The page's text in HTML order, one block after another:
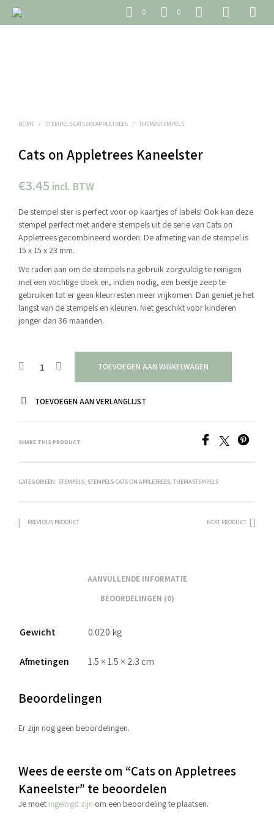
0 0
HOME / STEMPELS CATS ON APPLETREES / THEMASTEMPELS
Cats on Appletrees Kaneelster
€3.45 incl. BTW
De stempel ster is perfect voor op kaartjes of labels! Ook kan deze
stempel perfect met andere stempels uit de serie van Cats on
Appletrees gecombineerd worden. De afmeting van de stempel is
15 x 15 x 23 mm.
We raden aan om de stempels na gebruik zorgvuldig te reinigen
met een vochtige doek en, indien nodig, een beetje zeep te
gebruiken tot er geen kleurresten meer vrijkomen. Dan geniet je het
langst van de stempels en kleuren. Niet geschikt voor kinderen
jonger dan 36 maanden.
TOEVOEGEN AAN WINKELWAGEN
TOEVOEGEN AAN VERLANGLIJST
SHARE THIS PRODUCT
CATEGORIEËN: STEMPELS, STEMPELS CATS ON APPLETREES,THEMASTEMPELS
PREVIOUS PRODUCT NEXT PRODUCT
AANVULLENDE INFORMATIE
BEOORDELINGEN (0)
Gewicht 0.020 kg
Afmetingen 1.5 × 1.5 × 2.3 cm
Beoordelingen
Er zijn nog geen beoordelingen.
Wees de eerste om “Cats on Appletrees
Kaneelster” te beoordelen
Je moet ingelogd zijn om een beoordeling te plaatsen.